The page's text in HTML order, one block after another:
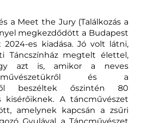
a Meet the Jury (Találkozás a
megkezdődött a Budapest
2024-es kiadása. Jó volt látni,
Táncszínház megtelt élettel,
azt is, amikor a neves
és a
beszéltek őszintén 80
kisérőiknek. A táncművészet
amelynek kapcsán a zsűri